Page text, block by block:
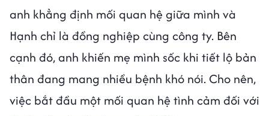
anh khẳng định mối quan hệ giữa mình và
Hạnh chỉ là đồng nghiệp cùng công ty. Bên
cạnh đó, anh khiến mẹ mình sốc khi tiết lộ bản
thân đang mang nhiều bệnh khó nói. Cho nên,
việc bắt đầu một mối quan hệ tình cảm đối với